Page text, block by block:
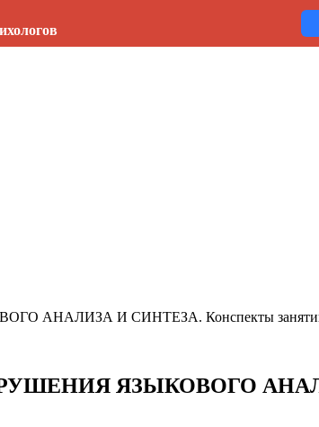
АНАЛИЗА И СИНТЕЗА. Конспекты
ЯЗЫКОВОГО